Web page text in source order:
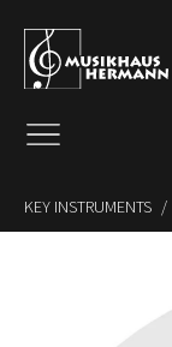
Skip to main content
KEY INSTRUMENTS